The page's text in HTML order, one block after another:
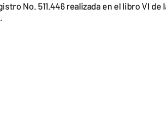
No. 511.446 realizada en el libro VI